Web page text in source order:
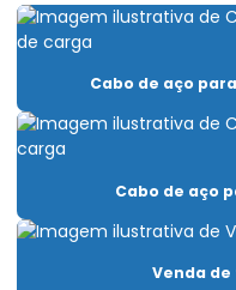
Caminho de rolamento
Carro Talha Duplaviga
Carro Talha Duplaviga
Cabo de aço
Cabo de aço
Venda